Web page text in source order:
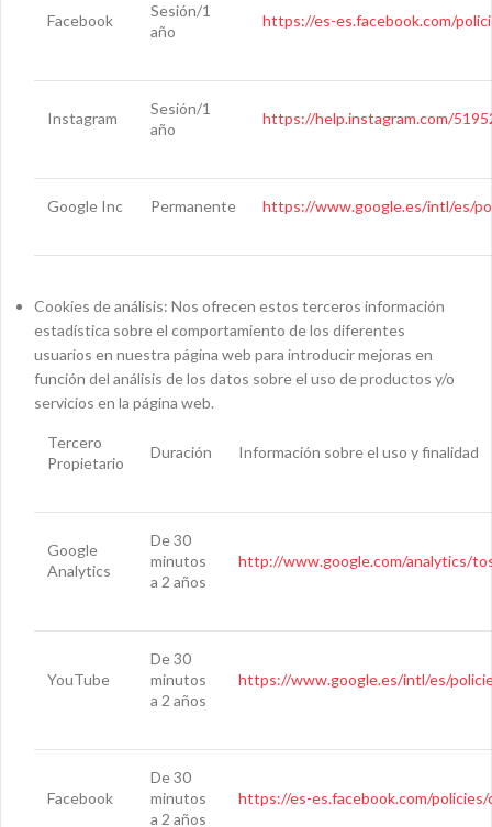
Facebook
Sesión/1
año
https://es-es.facebook.com/
Instagram
Sesión/1
año
https://help.instagram.com/
Google Inc Permanente https://www.google.es/intl/es/
Cookies de análisis: Nos ofrecen estos terceros información
estadística sobre el comportamiento de los diferentes
usuarios en nuestra página web para introducir mejoras en
función del análisis de los datos sobre el uso de productos y/o
servicios en la página web.
Tercero
Propietario
Duración Información sobre el uso y finalidad
Google
Analytics
De 30
minutos
a 2 años
http://www.google.com/analytics/
YouTube
De 30
minutos
a 2 años
https://www.google.es/intl/es/
Facebook
De 30
minutos
a 2 años
https://es-es.facebook.com/